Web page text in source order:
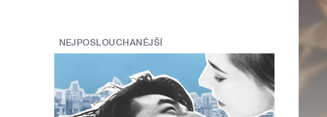
NEJPOSLOUCHANĚJŠÍ